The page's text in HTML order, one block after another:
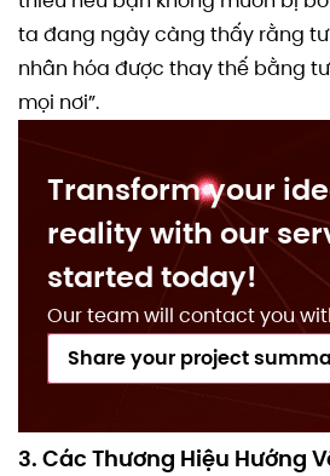
ta đang ngày càng thấy rằng
nhân hóa được thay thế bằng
mọi nơi”.
Transform your
reality with our
started today!
Our team will contact you
Share your project
3. Các Thương Hiệu Hướng